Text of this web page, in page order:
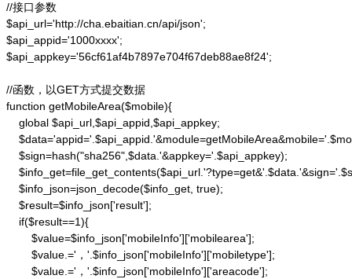
//接口参数
$api_url='http://cha.ebaitian.cn/api/json';
$api_appid='1000xxxx';
$api_appkey='56cf61af4b7897e704f67deb88ae8f24';
//函数，以GET方式提交数据
function getMobileArea($mobile){
    global $api_url,$api_appid,$api_appkey;
    $sign=hash("sha256",$data.'&appkey='.$api_appkey);
    $info_json=json_decode($info_get, true);
    $result=$info_json['result'];
    if($result==1){
        $value=$info_json['mobileInfo']['mobilearea'];
        $value.='，'.$info_json['mobileInfo']['mobiletype'];
        $value.='，'.$info_json['mobileInfo']['areacode'];